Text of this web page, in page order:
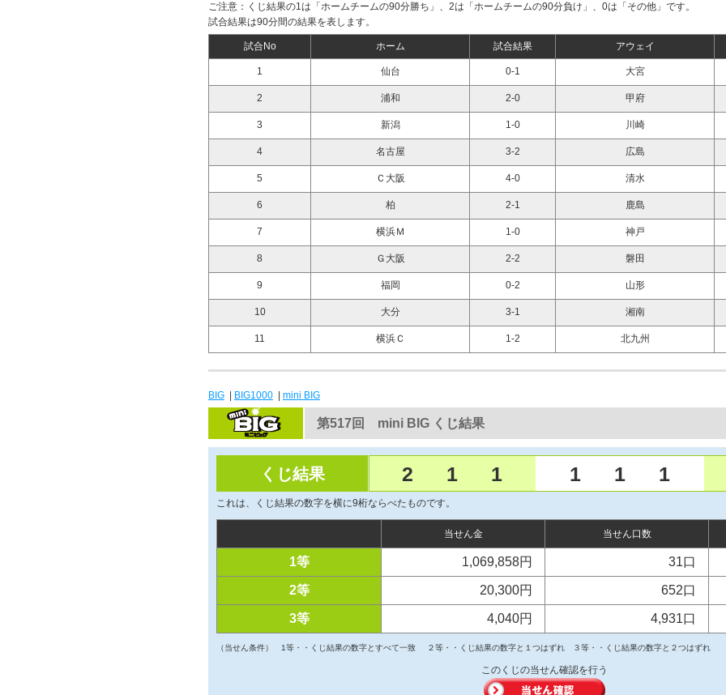
ご注意：くじ結果の1は「ホームチームの90分勝ち」、2は「ホームチームの90分負け」、0は「その他」です。
試合結果は90分間の結果を表します。
試合No ホーム 試合結果 アウェイ
1 仙台 0-1 大宮
2 浦和 2-0 甲府
3 新潟 1-0 川崎
4 名古屋 3-2 広島
5 Ｃ大阪 4-0 清水
6 柏 2-1 鹿島
7 横浜Ｍ 1-0 神戸
8 Ｇ大阪 2-2 磐田
9 福岡 0-2 山形
10 大分 3-1 湘南
11 横浜Ｃ 1-2 北九州
BIG BIG1000 mini BIG
第517回 mini BIG くじ結果
くじ結果 2 1 1 1 1 1
これは、くじ結果の数字を横に9桁ならべたものです。
当せん金 当せん口数
1等 1,069,858円 31口
2等 20,300円 652口
3等 4,040円 4,931口
（当せん条件） 1等・・くじ結果の数字とすべて一致 ２等・・くじ結果の数字と１つはずれ ３等・・くじ結果の数字と２つはずれ
このくじの当せん確認を行う